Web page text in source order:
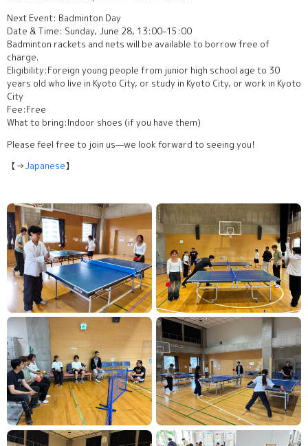
Next Event: Badminton Day
Date & Time: Sunday, June 28, 13:00–15:00
Badminton rackets and nets will be available to borrow free of
charge.
Eligibility:Foreign young people from junior high school age to 30
years old who live in Kyoto City, or study in Kyoto City, or work in Kyoto
City
Fee:Free
What to bring:Indoor shoes (if you have them)
Please feel free to join us—we look forward to seeing you!
【→Japanese】